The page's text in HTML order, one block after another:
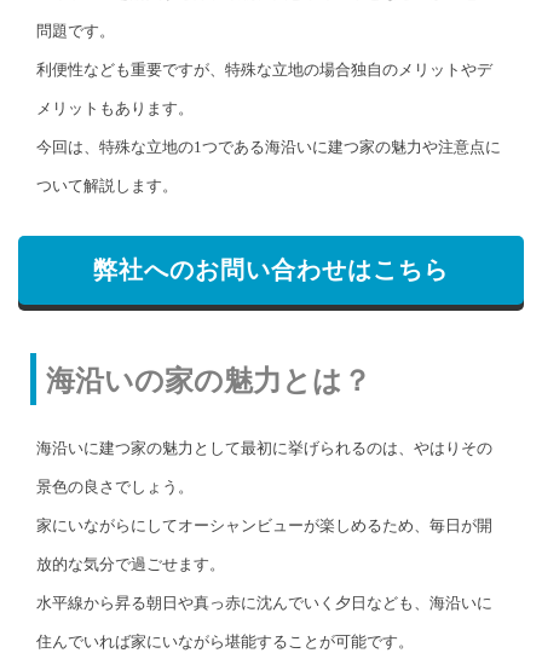
問題です。
利便性なども重要ですが、特殊な立地の場合独自のメリットやデ
メリットもあります。
今回は、特殊な立地の1つである海沿いに建つ家の魅力や注意点に
ついて解説します。
弊社へのお問い合わせはこちら
海沿いの家の魅力とは？
海沿いに建つ家の魅力として最初に挙げられるのは、やはりその
景色の良さでしょう。
家にいながらにしてオーシャンビューが楽しめるため、毎日が開
放的な気分で過ごせます。
水平線から昇る朝日や真っ赤に沈んでいく夕日なども、海沿いに
住んでいれば家にいながら堪能することが可能です。